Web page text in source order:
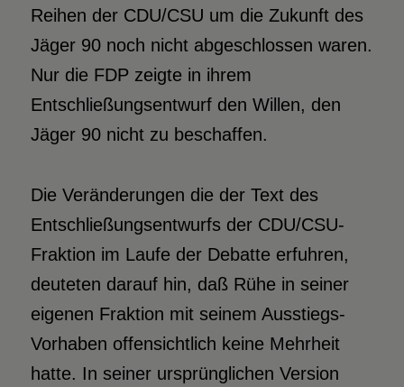
Reihen der CDU/CSU um die Zukunft des
Jäger 90 noch nicht abgeschlossen waren.
Nur die FDP zeigte in ihrem
Entschließungsentwurf den Willen, den
Jäger 90 nicht zu beschaffen.
Die Veränderungen die der Text des
Entschließungsentwurfs der CDU/CSU-
Fraktion im Laufe der Debatte erfuhren,
deuteten darauf hin, daß Rühe in seiner
eigenen Fraktion mit seinem Ausstiegs-
Vorhaben offensichtlich keine Mehrheit
hatte. In seiner ursprünglichen Version